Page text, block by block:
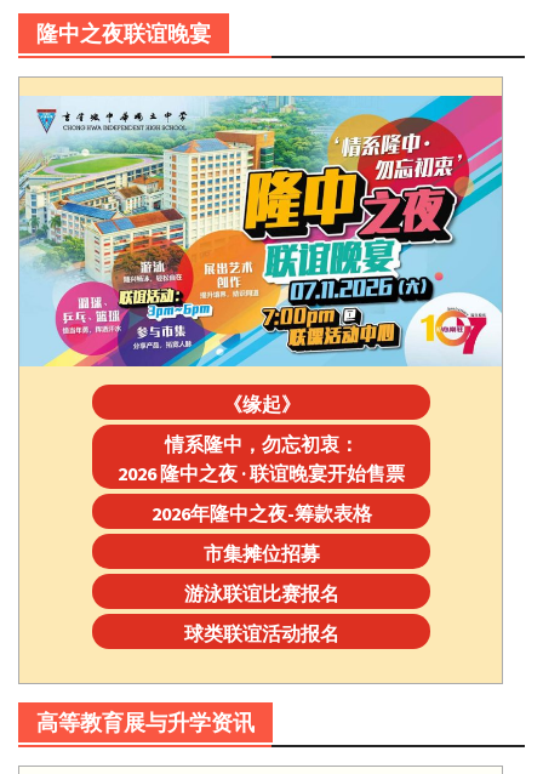
隆中之夜联谊晚宴
《缘起》
情系隆中，勿忘初衷：
2026 隆中之夜 · 联谊晚宴开始售票
2026年隆中之夜-筹款表格
市集摊位招募
游泳联谊比赛报名
球类联谊活动报名
高等教育展与升学资讯